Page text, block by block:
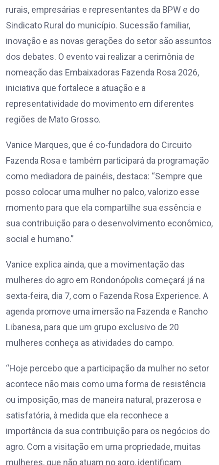
rurais, empresárias e representantes da BPW e do
Sindicato Rural do município. Sucessão familiar,
inovação e as novas gerações do setor são assuntos
dos debates. O evento vai realizar a cerimônia de
nomeação das Embaixadoras Fazenda Rosa 2026,
iniciativa que fortalece a atuação e a
representatividade do movimento em diferentes
regiões de Mato Grosso.
Vanice Marques, que é co-fundadora do Circuito
Fazenda Rosa e também participará da programação
como mediadora de painéis, destaca: “Sempre que
posso colocar uma mulher no palco, valorizo esse
momento para que ela compartilhe sua essência e
sua contribuição para o desenvolvimento econômico,
social e humano.”
Vanice explica ainda, que a movimentação das
mulheres do agro em Rondonópolis começará já na
sexta-feira, dia 7, com o Fazenda Rosa Experience. A
agenda promove uma imersão na Fazenda e Rancho
Libanesa, para que um grupo exclusivo de 20
mulheres conheça as atividades do campo.
“Hoje percebo que a participação da mulher no setor
acontece não mais como uma forma de resistência
ou imposição, mas de maneira natural, prazerosa e
satisfatória, à medida que ela reconhece a
importância da sua contribuição para os negócios do
agro. Com a visitação em uma propriedade, muitas
mulheres, que não atuam no agro, identificam